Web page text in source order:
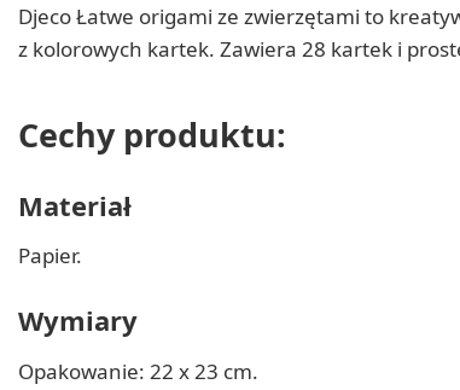
Djeco Łatwe origami ze zwierzętami to
z kolorowych kartek. Zawiera 28 kartek i
Cechy produktu:
Materiał
Papier.
Wymiary
Opakowanie: 22 x 23 cm.